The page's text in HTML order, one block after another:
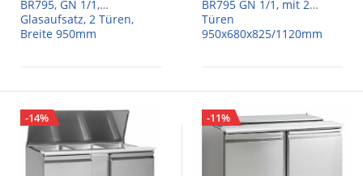
BR795, GN 1/1,
Glasaufsatz, 2 Türen,
Breite 950mm
BR795 GN 1/1, mit 2
Türen
950x680x825/1120mm
-14% -11%